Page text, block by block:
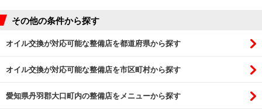
その他の条件から探す
オイル交換が対応可能な整備店を都道府県から探す
オイル交換が対応可能な整備店を市区町村から探す
愛知県丹羽郡大口町内の整備店をメニューから探す